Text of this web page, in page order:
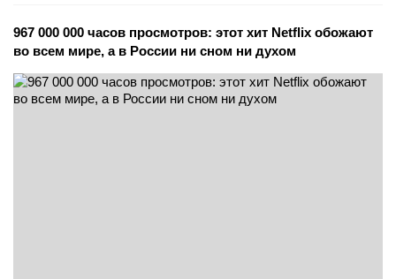
967 000 000 часов просмотров: этот хит Netflix обожают
во всем мире, а в России ни сном ни духом